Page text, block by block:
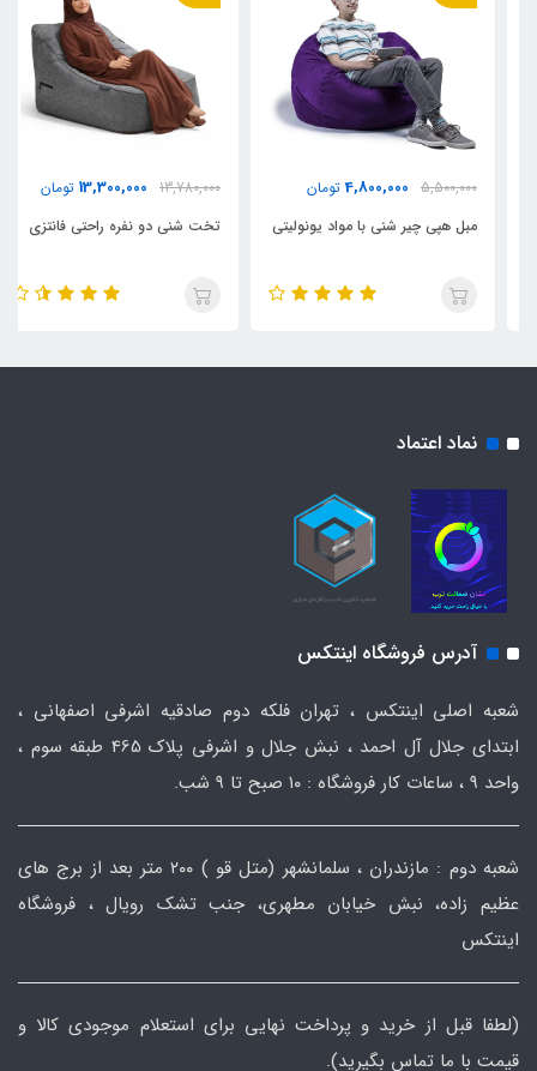
5,500,000
4,800,000 تومان
مبل هپی چیر شنی با مواد یونولیتی
13,780,000
13,300,000 تومان
تخت شنی دو نفره راحتی فانتزی
نماد اعتماد
آدرس فروشگاه اینتکس
شعبه اصلی اینتکس ، تهران فلکه دوم صادقیه اشرفی اصفهانی ،
ابتدای جلال آل احمد ، نبش جلال و اشرفی پلاک 465 طبقه سوم ،
واحد ۹ ، ساعات کار فروشگاه : ۱۰ صبح تا ۹ شب.
شعبه دوم : مازندران ، سلمانشهر (متل قو ) ۲۰۰ متر بعد از برج های
عظیم زاده، نبش خیابان مطهری، جنب تشک رویال ، فروشگاه
اینتکس
(لطفا قبل از خرید و پرداخت نهایی برای استعلام موجودی کالا و
قیمت با ما تماس بگیرید).